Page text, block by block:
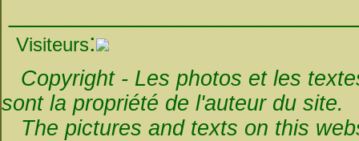
Visiteurs:
Copyright - Les photos et les
sont la propriété de l'auteur du site.
The pictures and texts on this